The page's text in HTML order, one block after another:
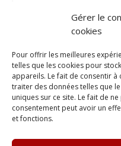
Gérer le
cookies
Pour offrir les meilleures
telles que les cookies pour
appareils. Le fait de consentir
traiter des données telles que
uniques sur ce site. Le fait de
consentement peut avoir un
et fonctions.